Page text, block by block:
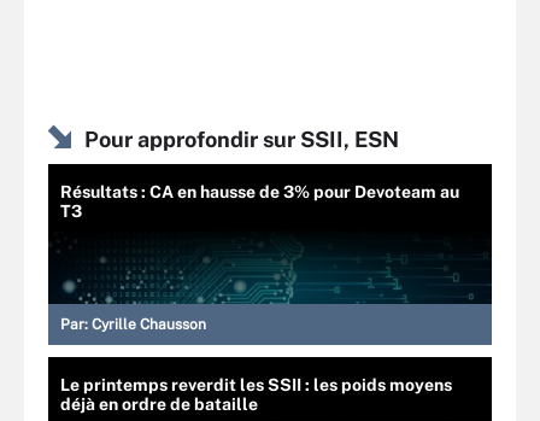
Pour approfondir sur SSII, ESN
Résultats : CA en hausse de 3% pour Devoteam au
T3
Par: Cyrille Chausson
Le printemps reverdit les SSII : les poids moyens
déjà en ordre de bataille